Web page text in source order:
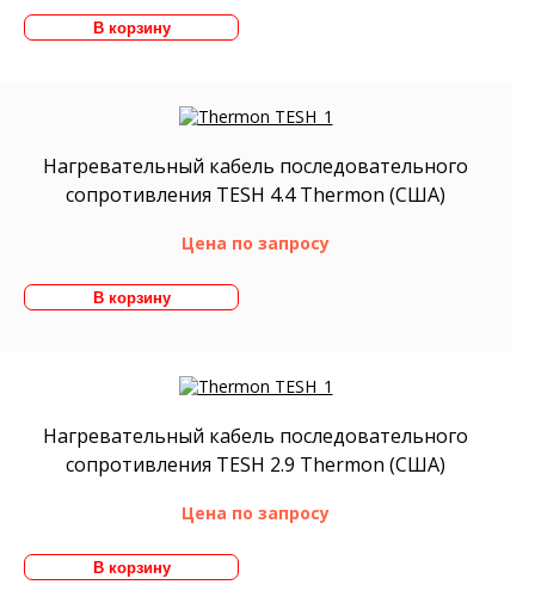
Нагревательный кабель последовательного
сопротивления TESH 4.4 Thermon (США)
Цена по запросу
Нагревательный кабель последовательного
сопротивления TESH 2.9 Thermon (США)
Цена по запросу